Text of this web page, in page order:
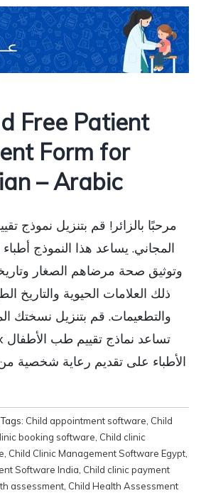
Free Patient
Form for
– Arabic
مرحبًا بالزائر! قم بتنزيل نموذج
المجاني. يساعد هذا النموذج
وتوثيق صحة مرضاهم الصغار
ذلك العلامات الحيوية والتاريخ
والتطعيمات. قم بتنزيل نسختك
الأطباء على تقديم رعاية
Tags: Child appointment software Child
booking software Child clinic
Child Clinic Management Software Egypt
Software India Child clinic payment
assessment Child Health Assessment